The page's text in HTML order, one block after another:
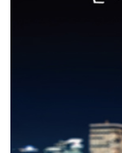
会商，视频连线水利
辽、太湖等流域管理
豚”发展态势及影响
李国英要求，全力以
预报预警。二要突出
全度汛。四要强化流
市外洪内涝防御。六
2026-08-07 22:14:22